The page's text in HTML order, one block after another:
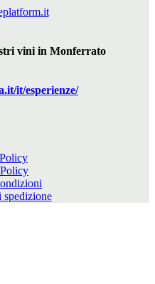
vini in Monferrato
.it/it/esperienze/